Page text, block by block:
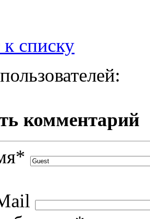
списку
комментарий
*